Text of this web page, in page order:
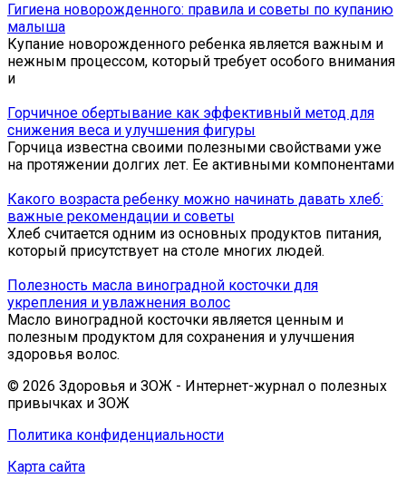
Гигиена новорожденного: правила и советы по купанию
малыша
Купание новорожденного ребенка является важным и
нежным процессом, который требует особого внимания
и
Горчичное обертывание как эффективный метод для
снижения веса и улучшения фигуры
Горчица известна своими полезными свойствами уже
на протяжении долгих лет. Ее активными компонентами
Какого возраста ребенку можно начинать давать хлеб:
важные рекомендации и советы
Хлеб считается одним из основных продуктов питания,
который присутствует на столе многих людей.
Полезность масла виноградной косточки для
укрепления и увлажнения волос
Масло виноградной косточки является ценным и
полезным продуктом для сохранения и улучшения
здоровья волос.
© 2026 Здоровья и ЗОЖ - Интернет-журнал о полезных
привычках и ЗОЖ
Политика конфиденциальности
Карта сайта